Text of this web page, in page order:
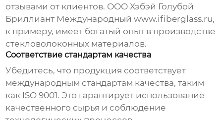
отзывами от клиентов. ООО Хэбэй Голубой
Бриллиант Международныйwww.ifiberglass.ru,
к примеру, имеет богатый опыт в производстве
стекловолоконных материалов.
Соответствие стандартам качества
Убедитесь, что продукция соответствует
международным стандартам качества, таким
как ISO 9001. Это гарантирует использование
качественного сырья и соблюдение